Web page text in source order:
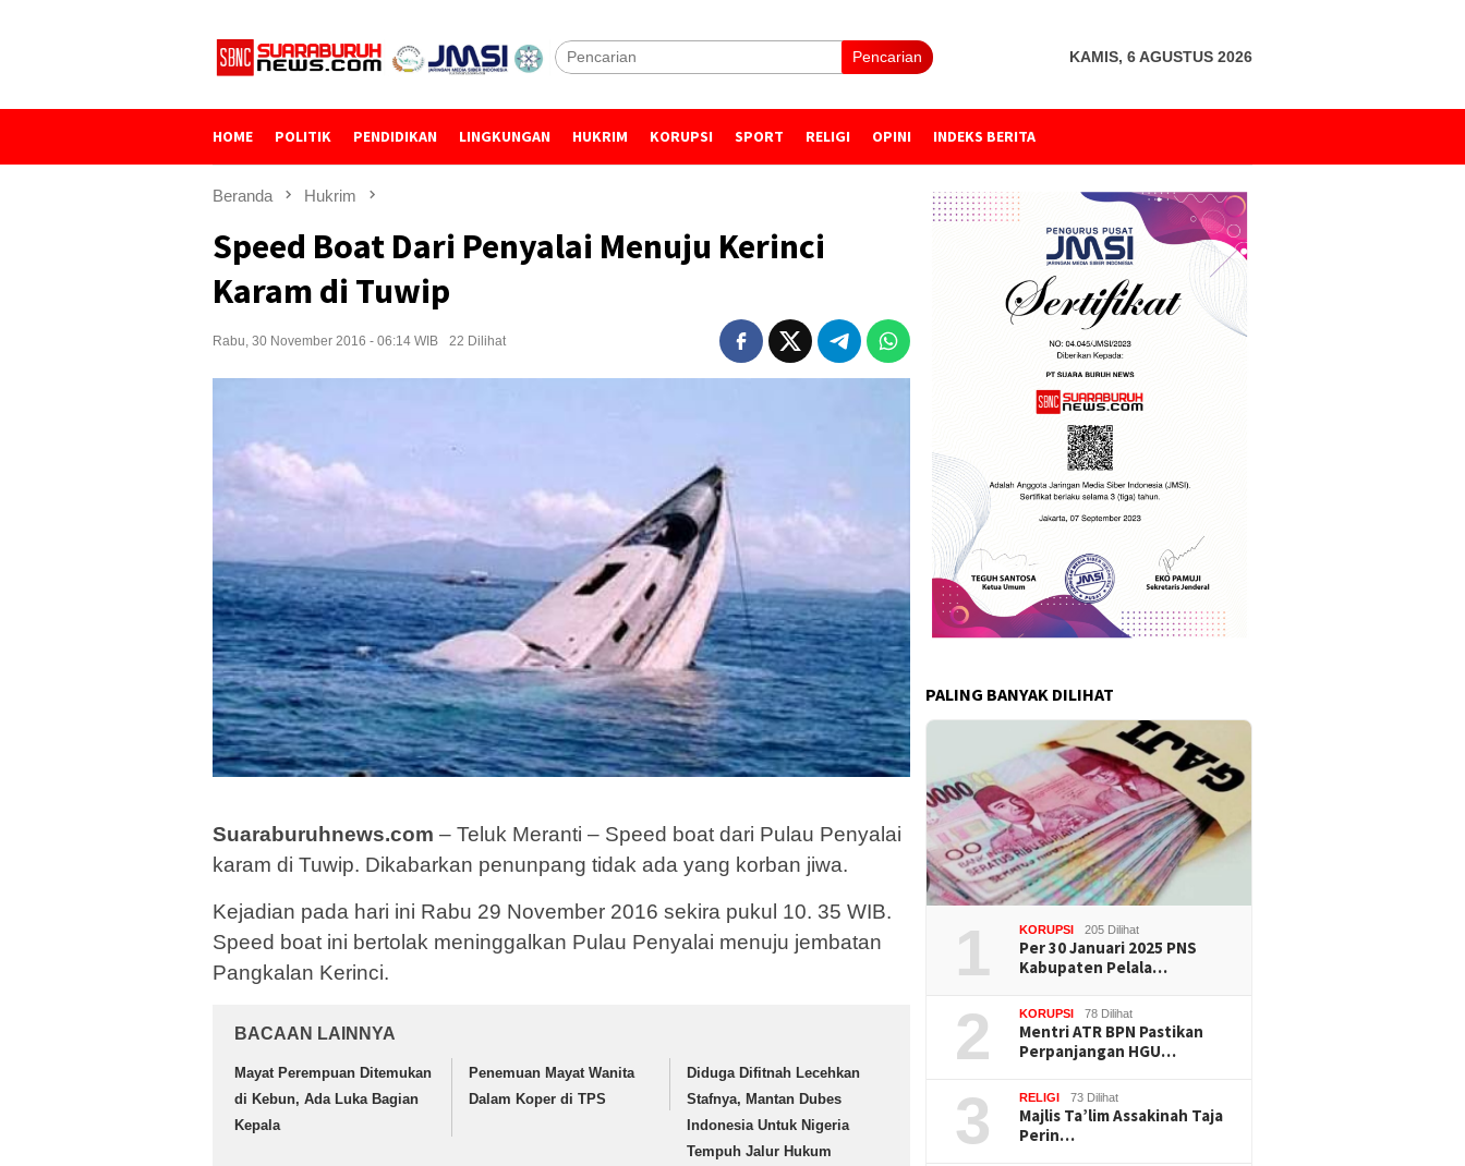
Pencarian KAMIS, 6 AGUSTUS 2026
HOME POLITIK PENDIDIKAN LINGKUNGAN HUKRIM KORUPSI SPORT RELIGI OPINI INDEKS BERITA
Beranda Hukrim
Speed Boat Dari Penyalai Menuju Kerinci
Karam di Tuwip
Rabu, 30 November 2016 - 06:14 WIB 22 Dilihat
Suaraburuhnews.com – Teluk Meranti – Speed boat dari Pulau Penyalai
karam di Tuwip. Dikabarkan penunpang tidak ada yang korban jiwa.
Kejadian pada hari ini Rabu 29 November 2016 sekira pukul 10. 35 WIB.
Speed boat ini bertolak meninggalkan Pulau Penyalai menuju jembatan
Pangkalan Kerinci.
BACAAN LAINNYA
Mayat Perempuan Ditemukan
di Kebun, Ada Luka Bagian
Kepala
Penemuan Mayat Wanita
Dalam Koper di TPS
Diduga Difitnah Lecehkan
Stafnya, Mantan Dubes
Indonesia Untuk Nigeria
Tempuh Jalur Hukum
PALING BANYAK DILIHAT
1 KORUPSI 205 Dilihat
Per 30 Januari 2025 PNS
Kabupaten Pelala…
2 KORUPSI 78 Dilihat
Mentri ATR BPN Pastikan
Perpanjangan HGU…
3 RELIGI 73 Dilihat
Majlis Ta’lim Assakinah Taja
Perin…